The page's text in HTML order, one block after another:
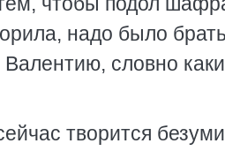
надо было
словно
творится